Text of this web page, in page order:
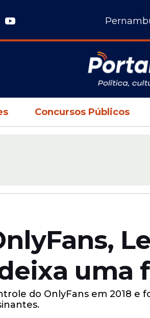
Concursos Públicos
uma
do OnlyFans em 2018